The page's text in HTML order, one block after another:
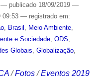
— publicado18/09/2019 —
09:53 — registrado em:
, Brasil Meio Ambiente,
e Sociedade, ODS
Globais Globalização,
/Fotos /Eventos 2019